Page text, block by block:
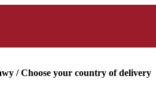
/ Choose your country of delivery